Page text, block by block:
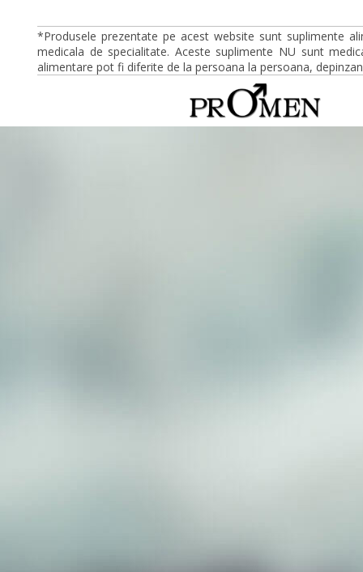
*Produsele prezentate pe acest website sunt suplimente
medicala de specialitate. Aceste suplimente NU sunt
alimentare pot fi diferite de la persoana la persoana,